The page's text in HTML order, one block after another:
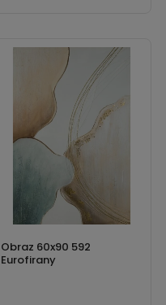
Obraz 60x90 592
Eurofirany